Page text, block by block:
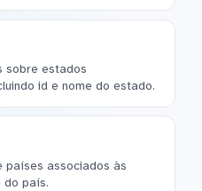
sobre estados
id e nome do estado.
países associados às
do país.